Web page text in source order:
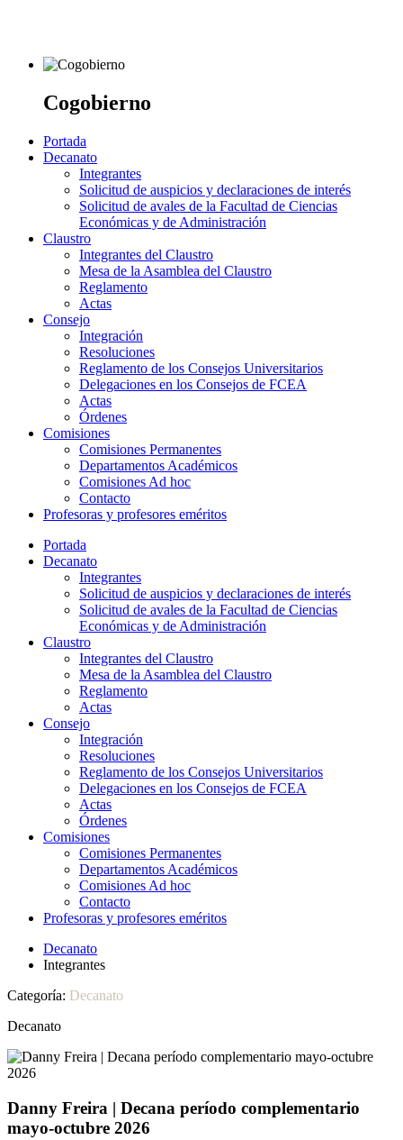
Cogobierno
Portada
Decanato
Integrantes
Solicitud de auspicios y declaraciones de interés
Solicitud de avales de la Facultad de Ciencias
Económicas y de Administración
Claustro
Integrantes del Claustro
Mesa de la Asamblea del Claustro
Reglamento
Actas
Consejo
Integración
Resoluciones
Reglamento de los Consejos Universitarios
Delegaciones en los Consejos de FCEA
Actas
Órdenes
Comisiones
Comisiones Permanentes
Departamentos Académicos
Comisiones Ad hoc
Contacto
Profesoras y profesores eméritos
Portada
Decanato
Integrantes
Solicitud de auspicios y declaraciones de interés
Solicitud de avales de la Facultad de Ciencias
Económicas y de Administración
Claustro
Integrantes del Claustro
Mesa de la Asamblea del Claustro
Reglamento
Actas
Consejo
Integración
Resoluciones
Reglamento de los Consejos Universitarios
Delegaciones en los Consejos de FCEA
Actas
Órdenes
Comisiones
Comisiones Permanentes
Departamentos Académicos
Comisiones Ad hoc
Contacto
Profesoras y profesores eméritos
Decanato
Integrantes
Categoría: Decanato
Decanato
Danny Freira | Decana período complementario
mayo-octubre 2026